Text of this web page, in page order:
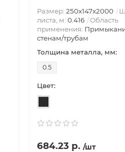
Размер: 250х147х2000
листа, м: 0.416
Область
применения:
стенам/трубам
Толщина металла, мм:
0.5
Цвет:
684.23 р. /шт